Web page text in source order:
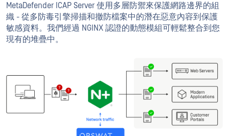
MetaDefender ICAP Server 使用多層防禦來保護網路邊界的組
織 - 從多防毒引擎掃描和撤防檔案中的潛在惡意內容到保護
敏感資料。我們經過 NGINX 認證的動態模組可輕鬆整合到您
現有的堆疊中。